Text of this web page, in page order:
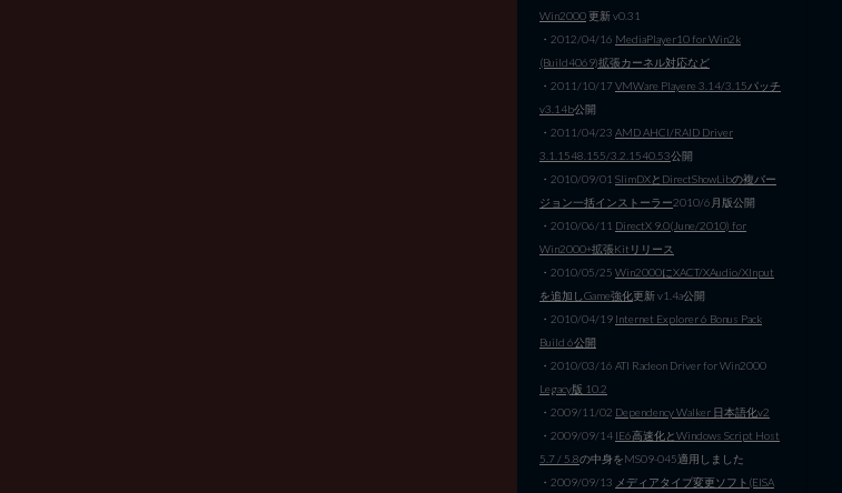
Win2000更新 v0.31
・2012/04/16 MediaPlayer10 for Win2k
(Build4069)拡張カーネル対応など
・2011/10/17VMWare Playere 3.14/3.15パッチ
v3.14b公開
・2011/04/23 AMD AHCI/RAID Driver
3.1.1548.155/3.2.1540.53公開
・2010/09/01 SlimDXとDirectShowLibの複バー
ジョン一括インストーラー2010/6月版公開
・2010/06/11 DirectX 9.0(June/2010) for
Win2000+拡張Kitリリース
・2010/05/25 Win2000にXACT/XAudio/XInput
を追加しGame強化更新 v1.4a公開
・2010/04/19 Internet Explorer 6 Bonus Pack
Build 6公開
・2010/03/16 ATI Radeon Driver for Win2000
Legacy版 10.2
・2009/11/02 Dependency Walker 日本語化v2
・2009/09/14 IE6高速化とWindows Script Host
5.7 / 5.8の中身をMS09-045適用しました
・2009/09/13 メディアタイプ変更ソフト(EISA